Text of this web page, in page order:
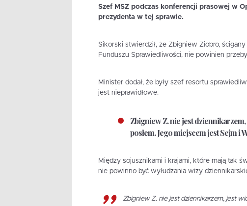
Szef MSZ podczas konferencji prasowej w
prezydenta w tej sprawie.
Sikorski stwierdził, że Zbigniew Ziobro,
Funduszu Sprawiedliwości, nie powinien
Minister dodał, że były szef resortu
jest nieprawidłowe.
Zbigniew Z. nie jest
posłem. Jego miejscem jest Sejm i
Między sojusznikami i krajami, które mają tak
nie powinno być wyłudzania wizy
Zbigniew Z. nie jest dziennikarzem, jest